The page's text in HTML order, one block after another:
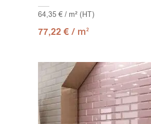
64,35 € / m² (HT)
77,22€ / m2